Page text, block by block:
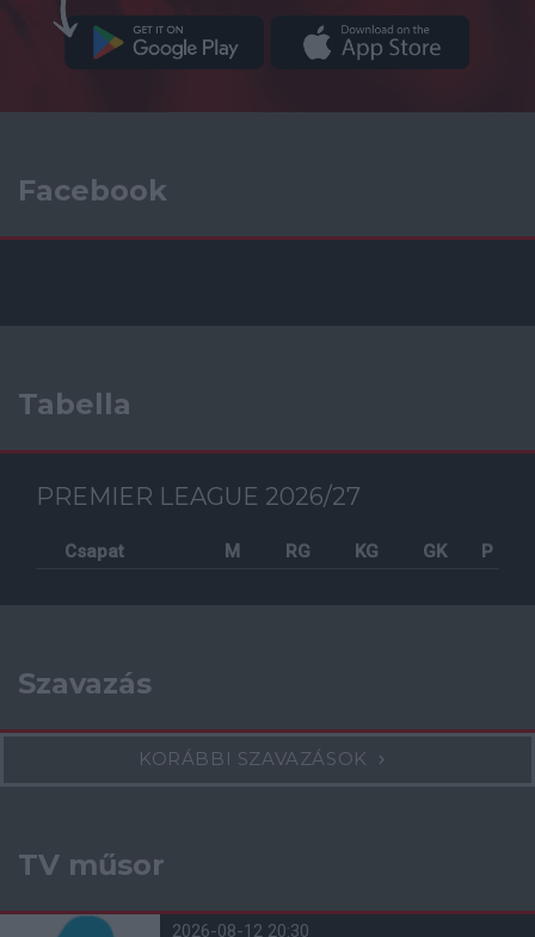
Facebook
Tabella
PREMIER LEAGUE 2026/27
Csapat M RG KG GK P
Szavazás
KORÁBBI SZAVAZÁSOK
TV műsor
2026-08-12 20:30